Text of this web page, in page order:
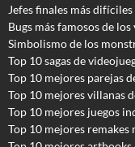
Jefes finales más difíciles
Bugs más famosos de
Simbolismo de los
Top 10 sagas de
Top 10 mejores parejas
Top 10 mejores villanas
Top 10 mejores juegos
Top 10 mejores remakes